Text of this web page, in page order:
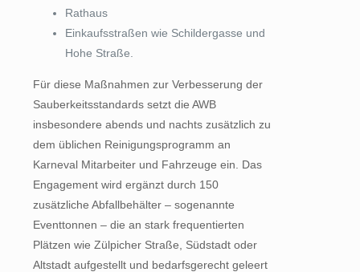
Rathaus
Einkaufsstraßen wie Schildergasse und
Hohe Straße.
Für diese Maßnahmen zur Verbesserung der
Sauberkeitsstandards setzt die AWB
insbesondere abends und nachts zusätzlich zu
dem üblichen Reinigungsprogramm an
Karneval Mitarbeiter und Fahrzeuge ein. Das
Engagement wird ergänzt durch 150
zusätzliche Abfallbehälter – sogenannte
Eventtonnen – die an stark frequentierten
Plätzen wie Zülpicher Straße, Südstadt oder
Altstadt aufgestellt und bedarfsgerecht geleert